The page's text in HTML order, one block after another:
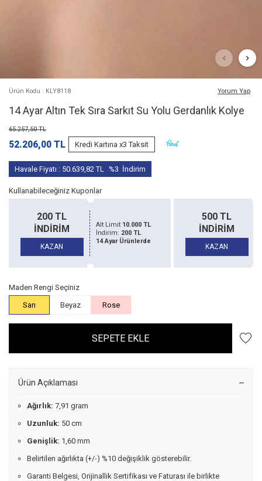
Ürün Kodu : KLY8118 Yorum Yap
14 Ayar Altın Tek Sıra Sarkıt Su Yolu Gerdanlık Kolye
65.257,50TL
52.206,00 TL Kredi Kartına x3 Taksit
Havale Fiyatı : 50.639,82TL %3 İndirim
Kullanabileceğiniz Kuponlar
500 TL
İNDİRİM
KAZAN
Alt Limit20.000 TL
İndirim:500 TL
14 Ayar Ürünlerde
1500 TL
İNDİRİM
KAZAN
Maden Rengi Seçiniz
Sarı
Beyaz Rose
SEPETE EKLE
Ürün Açıklaması
Ağırlık: 7,91 gram
Uzunluk: 50 cm
Genişlik: 1,60 mm
Belirtilen ağırlıkta (+/-) %10 değişiklik gösterebilir.
Garanti Belgesi, Orijinallik Sertifikası ve Faturası ile birlikte